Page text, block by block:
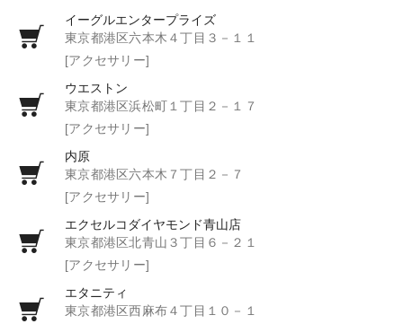
イーグルエンタープライズ
東京都港区六本木４丁目３－１１
[アクセサリー]
ウエストン
東京都港区浜松町１丁目２－１７
[アクセサリー]
内原
東京都港区六本木７丁目２－７
[アクセサリー]
エクセルコダイヤモンド青山店
東京都港区北青山３丁目６－２１
[アクセサリー]
エタニティ
東京都港区西麻布４丁目１０－１